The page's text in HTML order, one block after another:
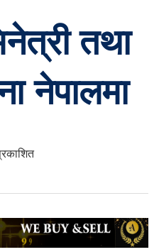
तथा
नेपालमा